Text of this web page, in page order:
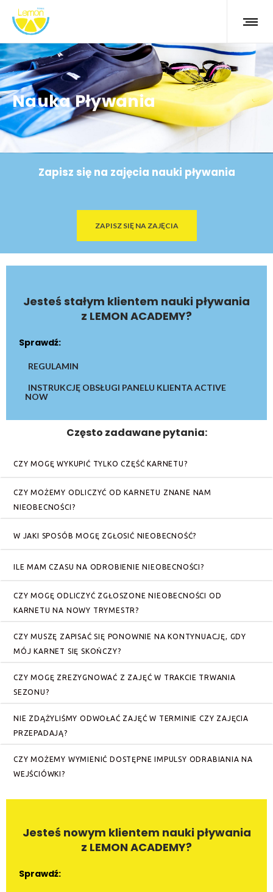
Nauka Pływania
Zapisz się na zajęcia nauki pływania
ZAPISZ SIĘ NA ZAJĘCIA
Jesteś stałym klientem nauki pływania
z LEMON ACADEMY?
Sprawdź:
REGULAMIN
INSTRUKCJĘ OBSŁUGI PANELU KLIENTA ACTIVE
NOW
Często zadawane pytania:
CZY MOGĘ WYKUPIĆ TYLKO CZĘŚĆ KARNETU?
CZY MOŻEMY ODLICZYĆ OD KARNETU ZNANE NAM
NIEOBECNOŚCI?
W JAKI SPOSÓB MOGĘ ZGŁOSIĆ NIEOBECNOŚĆ?
ILE MAM CZASU NA ODROBIENIE NIEOBECNOŚCI?
CZY MOGĘ ODLICZYĆ ZGŁOSZONE NIEOBECNOŚCI OD
KARNETU NA NOWY TRYMESTR?
CZY MUSZĘ ZAPISAĆ SIĘ PONOWNIE NA KONTYNUACJĘ, GDY
MÓJ KARNET SIĘ SKOŃCZY?
CZY MOGĘ ZREZYGNOWAĆ Z ZAJĘĆ W TRAKCIE TRWANIA
SEZONU?
NIE ZDĄŻYLIŚMY ODWOŁAĆ ZAJĘĆ W TERMINIE CZY ZAJĘCIA
PRZEPADAJĄ?
CZY MOŻEMY WYMIENIĆ DOSTĘPNE IMPULSY ODRABIANIA NA
WEJŚCIÓWKI?
Jesteś nowym klientem nauki pływania
z LEMON ACADEMY?
Sprawdź: